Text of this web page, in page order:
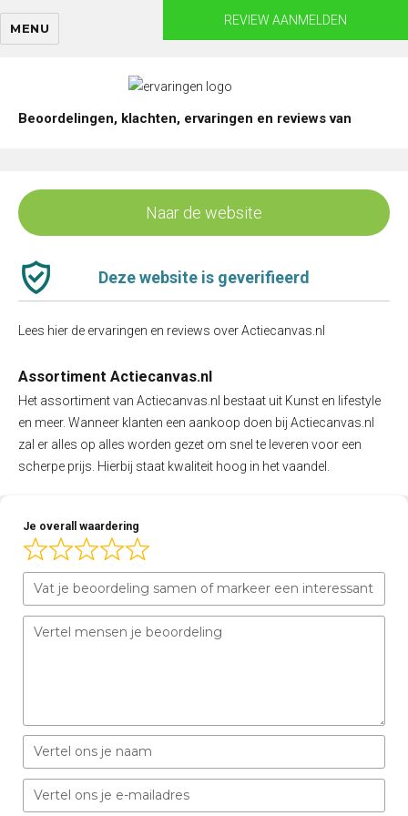
Skip
MENU
REVIEW AANMELDEN
Beoordelingen, klachten, ervaringen en reviews van
Naar de website
Deze website is geverifieerd
Lees hier de ervaringen en reviews over Actiecanvas.nl
Assortiment Actiecanvas.nl
Het assortiment van Actiecanvas.nl bestaat uit Kunst en lifestyle
en meer. Wanneer klanten een aankoop doen bij Actiecanvas.nl
zal er alles op alles worden gezet om snel te leveren voor een
scherpe prijs. Hierbij staat kwaliteit hoog in het vaandel.
Je overall waardering